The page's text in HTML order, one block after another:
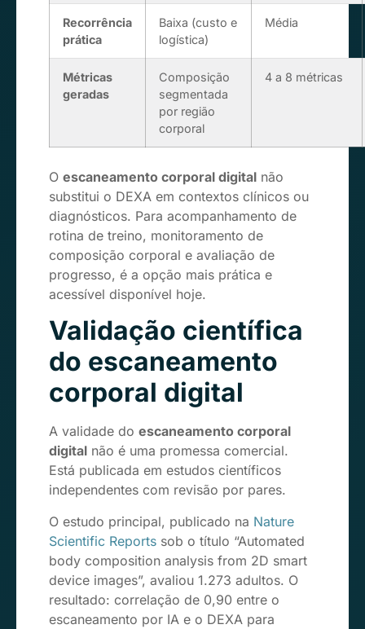
Recorrência
prática
Baixa (custo e
logística)
Média
Métricas
geradas
Composição
segmentada
por região
corporal
4 a 8 métricas
O escaneamento corporal digital não
substitui o DEXA em contextos clínicos ou
diagnósticos. Para acompanhamento de
rotina de treino, monitoramento de
composição corporal e avaliação de
progresso, é a opção mais prática e
acessível disponível hoje.
Validação científica
do escaneamento
corporal digital
A validade do escaneamento corporal
digital não é uma promessa comercial.
Está publicada em estudos científicos
independentes com revisão por pares.
O estudo principal, publicado na Nature
Scientific Reports sob o título “Automated
body composition analysis from 2D smart
device images”, avaliou 1.273 adultos. O
resultado: correlação de 0,90 entre o
escaneamento por IA e o DEXA para